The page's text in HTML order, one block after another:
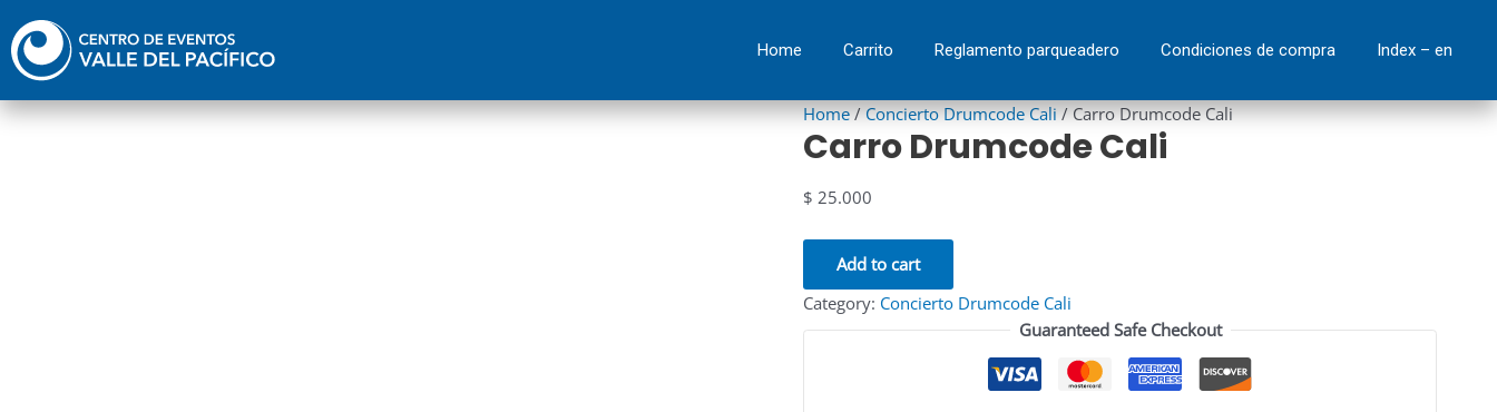
al
contenido
Home Carrito Reglamento parqueadero Condiciones de compra Index – en
Home/Concierto Drumcode Cali/ Carro Drumcode Cali
Carro Drumcode Cali
$ 25.000
Drumcode
Add to cart
Category: Concierto Drumcode Cali
Guaranteed Safe Checkout